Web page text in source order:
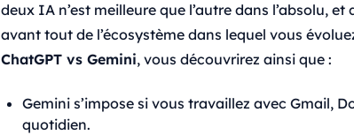
deux IA n’est meilleure que l’autre dans l’absolu,
avant tout de l’écosystème dans lequel vous
ChatGPT vs Gemini, vous découvrirez ainsi que :
Gemini s’impose si vous travaillez avec Gmail,
quotidien.